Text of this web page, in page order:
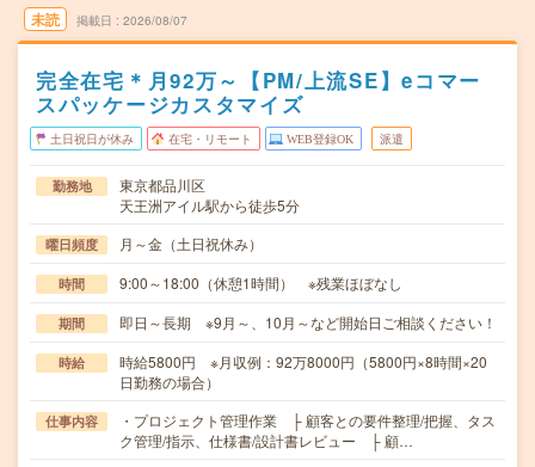
未読 掲載日 2026/08/07
完全在宅＊月92万～【PM/上流SE】eコマー
スパッケージカスタマイズ
土日祝日が休み 在宅・リモート WEB登録OK 派遣
勤務地
東京都品川区
天王洲アイル駅から徒歩5分
曜日頻度 月～金（土日祝休み）
時間 9:00～18:00（休憩1時間） ※残業ほぼなし
期間 即日～長期 ※9月～、10月～など開始日ご相談ください！
時給
時給5800円 ※月収例：92万8000円（5800円×8時間×20
日勤務の場合）
仕事内容
・プロジェクト管理作業 ├ 顧客との要件整理/把握、タス
ク管理/指示、仕様書/設計書レビュー ├ 顧…